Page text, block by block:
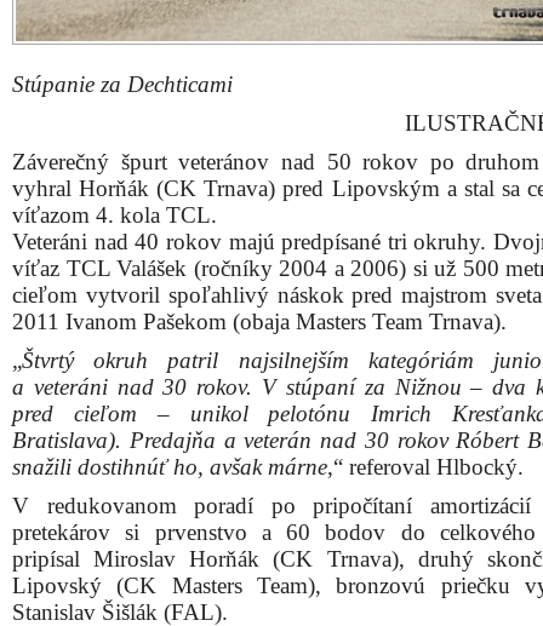
Stúpanie za Dechticami
Záverečný špurt veteránov nad 50 rokov po
vyhral Horňák (CK Trnava) pred Lipovským a stal sa
víťazom 4. kola TCL.
Veteráni nad 40 rokov majú predpísané tri okruhy.
víťaz TCL Valášek (ročníky 2004 a 2006) si už 500
cieľom vytvoril spoľahlivý náskok pred majstrom
2011 Ivanom Pašekom (obaja Masters Team Trnava).
„Štvrtý okruh patril najsilnejším kategóriám
a veteráni nad 30 rokov. V stúpaní za Nižnou – dva
pred cieľom – unikol pelotónu Imrich
Bratislava). Predajňa a veterán nad 30 rokov Róbert
snažili dostihnúť ho, avšak márne,“ referoval Hlbocký.
V redukovanom poradí po pripočítaní
pretekárov si prvenstvo a 60 bodov do celkového
pripísal Miroslav Horňák (CK Trnava), druhý
Lipovský (CK Masters Team), bronzovú priečku
Stanislav Šišlák (FAL).